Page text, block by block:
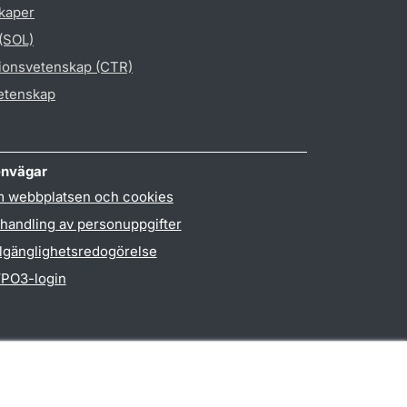
(CTR)
webbplatsen och cookies
av personuppgifter
login